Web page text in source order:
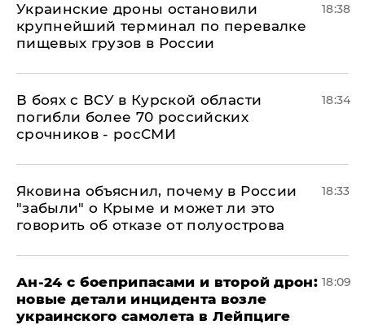
Украинские дроны остановили
крупнейший терминал по перевалке
пищевых грузов в России
18:38
В боях с ВСУ в Курской области
погибли более 70 российских
срочников - росСМИ
18:34
Яковина объяснил, почему в России
"забыли" о Крыме и может ли это
говорить об отказе от полуострова
18:33
Ан-24 с боеприпасами и второй дрон:
новые детали инцидента возле
украинского самолета в Лейпциге
18:09